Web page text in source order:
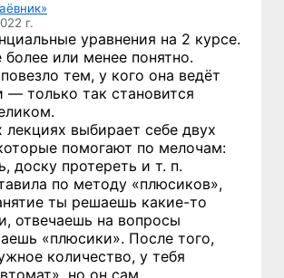
г.
уравнения на 2 курсе.
более или менее понятно.
тем, у кого она ведёт
— только так становится
выбирает себе двух
помогают по мелочам:
доску протереть и т. п.
по методу «плюсиков»,
ты решаешь какие-то
отвечаешь на вопросы
«плюсики». После того,
количество, у тебя
но он сам